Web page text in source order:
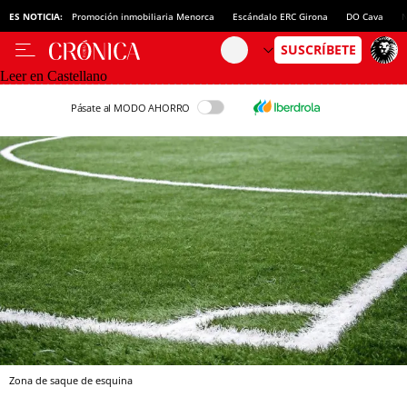
ES NOTICIA: Promoción inmobiliaria Menorca Escándalo ERC Girona DO Cava
Leer en Castellano
Pásate al MODO AHORRO
Zona de saque de esquina